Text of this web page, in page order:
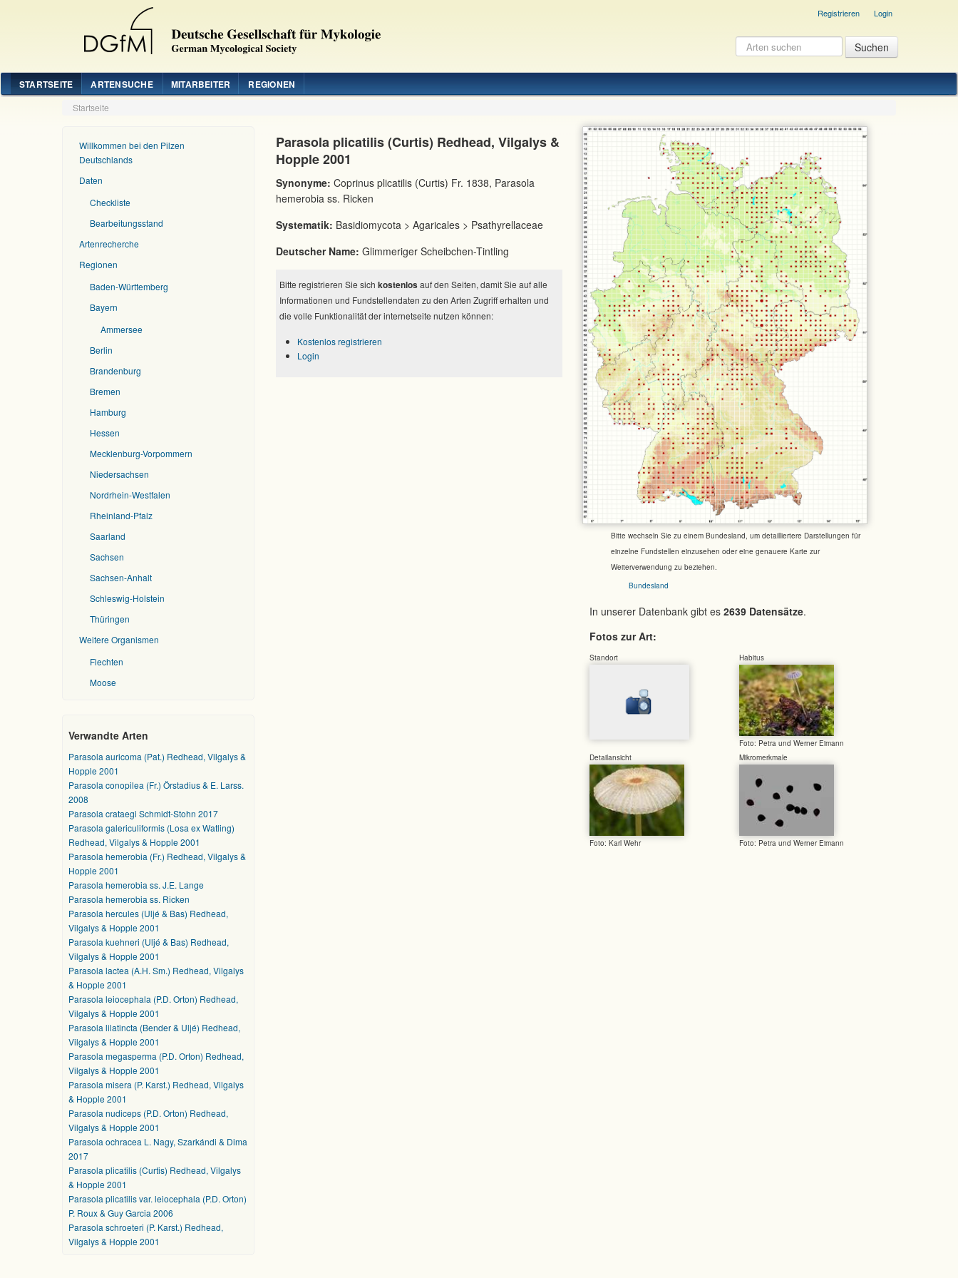
Registrieren Login
STARTSEITE ARTENSUCHE MITARBEITER REGIONEN
Startseite
Willkommen bei den Pilzen
Deutschlands
Daten
Checkliste
Bearbeitungsstand
Artenrecherche
Regionen
Baden-Württemberg
Bayern
Ammersee
Berlin
Brandenburg
Bremen
Hamburg
Hessen
Mecklenburg-Vorpommern
Niedersachsen
Nordrhein-Westfalen
Rheinland-Pfalz
Saarland
Sachsen
Sachsen-Anhalt
Schleswig-Holstein
Thüringen
Weitere Organismen
Flechten
Moose
Verwandte Arten
Parasola auricoma (Pat.) Redhead, Vilgalys &
Hopple 2001
Parasola conopilea (Fr.) Örstadius & E. Larss.
2008
Parasola crataegi Schmidt-Stohn 2017
Parasola galericuliformis (Losa ex Watling)
Redhead, Vilgalys & Hopple 2001
Parasola hemerobia (Fr.) Redhead, Vilgalys &
Hopple 2001
Parasola hemerobia ss. J.E. Lange
Parasola hemerobia ss. Ricken
Parasola hercules (Uljé & Bas) Redhead,
Vilgalys & Hopple 2001
Parasola kuehneri (Uljé & Bas) Redhead,
Vilgalys & Hopple 2001
Parasola lactea (A.H. Sm.) Redhead, Vilgalys
& Hopple 2001
Parasola leiocephala (P.D. Orton) Redhead,
Vilgalys & Hopple 2001
Parasola lilatincta (Bender & Uljé) Redhead,
Vilgalys & Hopple 2001
Parasola megasperma (P.D. Orton) Redhead,
Vilgalys & Hopple 2001
Parasola misera (P. Karst.) Redhead, Vilgalys
& Hopple 2001
Parasola nudiceps (P.D. Orton) Redhead,
Vilgalys & Hopple 2001
Parasola ochracea L. Nagy, Szarkándi & Dima
2017
Parasola plicatilis (Curtis) Redhead, Vilgalys
& Hopple 2001
Parasola plicatilis var. leiocephala (P.D. Orton)
P. Roux & Guy Garcia 2006
Parasola schroeteri (P. Karst.) Redhead,
Vilgalys & Hopple 2001
Bitte wechseln Sie zu einem Bundesland, um detailliertere Darstellungen für
einzelne Fundstellen einzusehen oder eine genauere Karte zur
Weiterverwendung zu beziehen.
Bundesland
In unserer Datenbank gibt es 2639 Datensätze.
Fotos zur Art:
Standort Habitus
Foto: Petra und Werner Eimann
Detailansicht
Foto: Karl Wehr
Mikromerkmale
Foto: Petra und Werner Eimann
Parasola plicatilis (Curtis) Redhead, Vilgalys &
Hopple 2001
Synonyme: Coprinus plicatilis (Curtis) Fr. 1838, Parasola
hemerobia ss. Ricken
Systematik: Basidiomycota > Agaricales > Psathyrellaceae
Deutscher Name: Glimmeriger Scheibchen-Tintling
Bitte registrieren Sie sich kostenlos auf den Seiten, damit Sie auf alle
Informationen und Fundstellendaten zu den Arten Zugriff erhalten und
die volle Funktionalität der internetseite nutzen können:
Kostenlos registrieren
Login